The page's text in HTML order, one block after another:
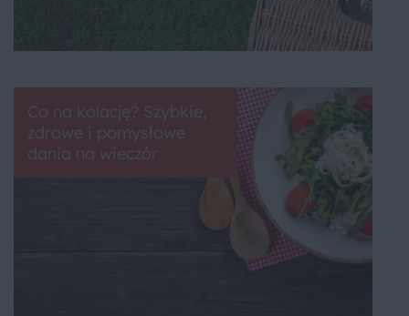
Co na kolację? Szybkie,
zdrowe i pomysłowe
dania na wieczór